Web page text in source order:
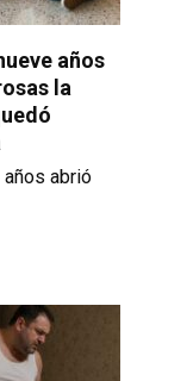
años
la
años abrió